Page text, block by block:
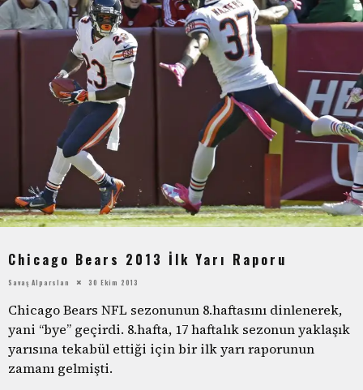
Chicago Bears 2013 İlk Yarı Raporu
Savaş Alparslan 30 Ekim 2013
Chicago Bears NFL sezonunun 8.haftasını dinlenerek,
yani “bye” geçirdi. 8.hafta, 17 haftalık sezonun yaklaşık
yarısına tekabül ettiği için bir ilk yarı raporunun
zamanı gelmişti.